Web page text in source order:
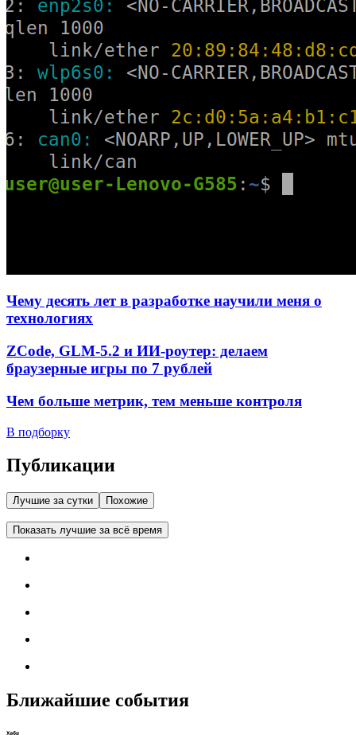
Чему десять лет в разработке научили меня о
технологиях
ZCode, GLM-5.2 и ИИ-роутер: делаем
браузерные игры по 7 рублей
Чем больше метрик, тем меньше контроля
В подборку
Публикации
Лучшие за сутки Похожие
Показать лучшие за всё время
Ближайшие события